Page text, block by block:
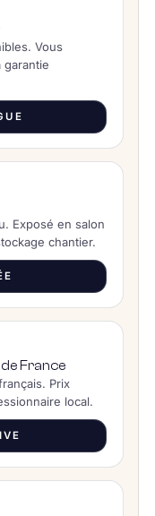
Vous
garantie
Exposé en salon
chantier.
France
Prix
local.